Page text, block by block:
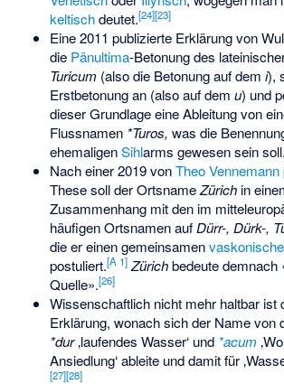
keltischdeutet.[24][23]
Eine 2011 publizierte Erklärung von
die Pänultima-Betonung des
Turicum (also die Betonung auf dem i),
Erstbetonung an (also auf dem u) und
dieser Grundlage eine Ableitung von
Flussnamen *Turos, was die
ehemaligenSihlarms gewesen sein soll.
Nach einer 2019 vonTheo Vennemann
These soll der OrtsnameZürichin
Zusammenhang mit den im
häufigen Ortsnamen aufDürr-, Dürk-,
die er einen gemeinsamen
postuliert.[A 1] Zürichbedeute demnach
Quelle».[26]
Wissenschaftlich nicht mehr haltbar ist
Erklärung, wonach sich der Name von
*dur‚laufendes Wasser‘ und *acum
Ansiedlung‘ ableite und damit für
[27][28]